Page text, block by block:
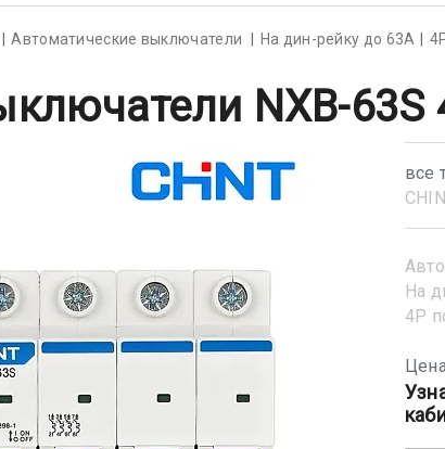
Автоматические выключатели На дин-рейку до 63А
NXB-63S
все
На
4Р